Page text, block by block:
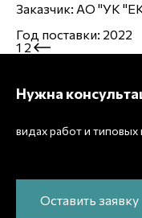
Заказчик: АО "УК
Год поставки: 2022
1 2
Нужна
видах работ и типовых
стоимость и
Оставить заявку